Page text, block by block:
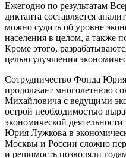
Ежегодно по результатам
диктанта составляется
можно судить об уровне
населения в целом, а также
Кроме этого,
целью улучшения
Сотрудничество Фонда
продолжает многолетнюю
Михайловича с ведущими
острой необходимостью
экономической
Юрия Лужкова в
Москвы и России сложно
и решимость позволяли